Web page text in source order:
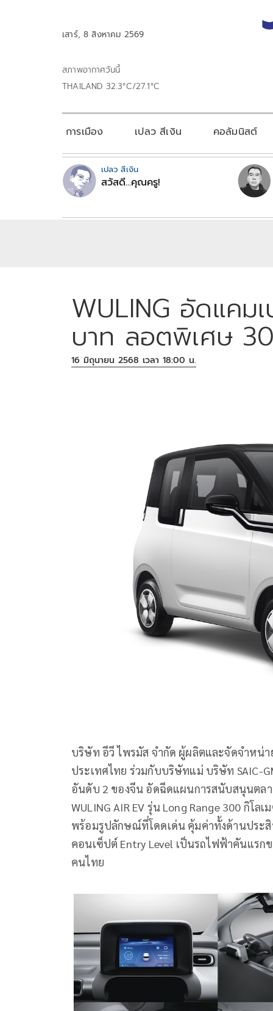
เสาร์, 8 สิงหาคม 2569
สภาพอากาศวันนี้
THAILAND 32.3°C/27.1°C
การเมือง เปลว สีเงิน คอลัมนิสต์
เปลว สีเงิน
สวัสดี...คุณครู!
WULING อัดแค
บาท ลอตพิเศษ
16 มิถุนายน 2568 เวลา 18:00 น.
บริษัท อีวี ไพรมัส จำกัด ผู้ผลิตและจัดจำหน่
ประเทศไทย ร่วมกับบริษัทแม่ บริษัท SAIC-
อันดับ 2 ของจีน อัดฉีดแผนการสนับสนุนตลา
WULING AIR EV รุ่น Long Range 300 กิโ
พร้อมรูปลักษณ์ที่โดดเด่น คุ้มค่าทั้งด้านประสิ
คอนเซ็ปต์ Entry Level เป็นรถไฟฟ้าคันแรก
คนไทย